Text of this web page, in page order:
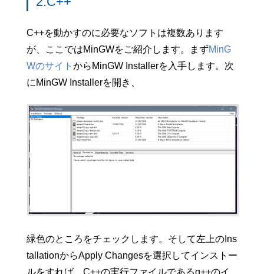
C++を動かすのに必要なソフトは複数あります
が、ここではMinGWをご紹介します。まずMinG
Wのサイト からMinGW Installerを入手します。次
にMinGW Installerを開き、
緑色のところをチェックします。そして左上のIns
tallationからApply Changesを選択してインストー
ルをすれば、C++の実行ファイルであるg++のイ